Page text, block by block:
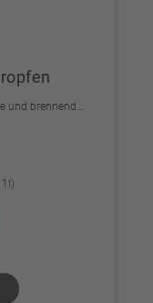
Schützende Pflege für trockene, gereizte und brennende Augen, auch für Kontaktlinsenträger geeignet.